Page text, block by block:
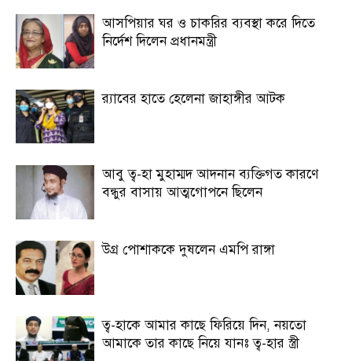
আসপিয়ার ঘর ও চাকরির ব্যবস্থা করে দিতে
নির্দেশ দিলেন প্রধানমন্ত্রী
র‍্যাবের হাতে হেলেনা জাহাঙ্গীর আটক
আবু ত্ব-হা মুহাম্মদ আদনান ব্যক্তিগত কারণে
বন্ধুর বাসায় আত্মগোপনে ছিলেন
উগ্র পোশাককে দুষলেন এমপি রাঙ্গা
ত্ব-হাকে আমার কাছে ফিরিয়ে দিন, নয়তো
আমাকে তার কাছে নিয়ে যানঃ ত্ব-হার স্ত্রী